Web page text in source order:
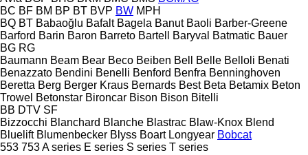
BC BF BM BP BT BVP BW MPH
BQ BT Babaoğlu Bafalt Bagela Banut Baoli Barber-Greene
Barford Barin Baron Barreto Bartell Baryval Batmatic Bauer
BG RG
Baumann Beam Bear Beco Beiben Bell Belle Belloli Benati
Benazzato Bendini Benelli Benford Benfra Benninghoven
Beretta Berg Berger Kraus Bernards Best Beta Betamix Beton
Trowel Betonstar Bironcar Bison Bison Bitelli
BB DTV SF
Bizzocchi Blanchard Blanche Blastrac Blaw-Knox Blend
Bluelift Blumenbecker Blyss Boart Longyear Bobcat
553 753A series E series S series T series